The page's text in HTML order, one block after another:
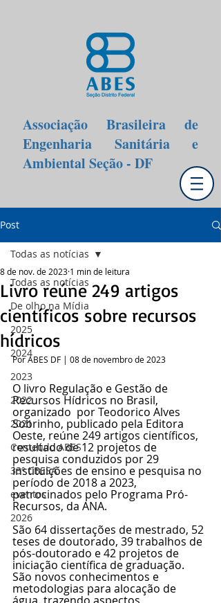
Associação Brasileira de
Engenharia Sanitária e
Ambiental Seção - DF
Post
Todas as notícias
De olho na Mídia
2025
2024
2023
2022
2021
Conteúdo ABES
33º CBESA
eventos
2026
Todas as notícias
Livro reúne 249 artigos
científicos sobre recursos
hídricos
8 de nov. de 2023 1 min de leitura
Por ABES DF | 08 de novembro de 2023
O livro Regulação e Gestão de
Recursos Hídricos no Brasil,
organizado  por Teodorico Alves
Sobrinho, publicado pela Editora
Oeste, reúne 249 artigos científicos,
resultado de 12 projetos de
pesquisa conduzidos por 29
instituições de ensino e pesquisa no
período de 2018 a 2023,
patrocinados pelo Programa Pró-
Recursos, da ANA.
São 64 dissertações de mestrado, 52
teses de doutorado, 39 trabalhos de
pós-doutorado e 42 projetos de
iniciação científica de graduação.
São novos conhecimentos e
metodologias para alocação de